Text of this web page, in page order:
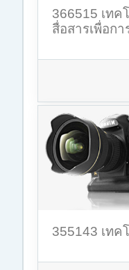
366515 เทค
สื่อสารเพื่อกา
355143 เทค